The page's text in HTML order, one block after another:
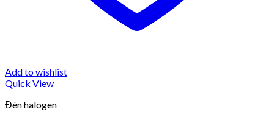
Add to wishlist
Quick View
Đèn halogen